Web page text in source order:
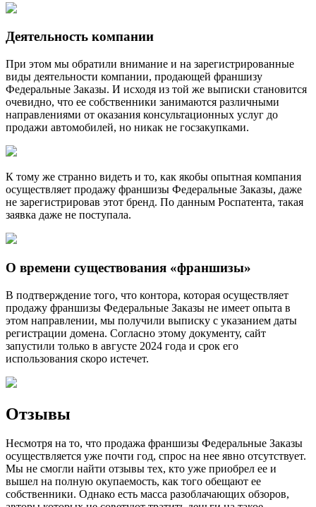
Деятельность компании
При этом мы обратили внимание и на зарегистрированные
виды деятельности компании, продающей франшизу
Федеральные Заказы. И исходя из той же выписки становится
очевидно, что ее собственники занимаются различными
направлениями от оказания консультационных услуг до
продажи автомобилей, но никак не госзакупками.
К тому же странно видеть и то, как якобы опытная компания
осуществляет продажу франшизы Федеральные Заказы, даже
не зарегистрировав этот бренд. По данным Роспатента, такая
заявка даже не поступала.
О времени существования «франшизы»
В подтверждение того, что контора, которая осуществляет
продажу франшизы Федеральные Заказы не имеет опыта в
этом направлении, мы получили выписку с указанием даты
регистрации домена. Согласно этому документу, сайт
запустили только в августе 2024 года и срок его
использования скоро истечет.
Отзывы
Несмотря на то, что продажа франшизы Федеральные Заказы
осуществляется уже почти год, спрос на нее явно отсутствует.
Мы не смогли найти отзывы тех, кто уже приобрел ее и
вышел на полную окупаемость, как того обещают ее
собственники. Однако есть масса разоблачающих обзоров,